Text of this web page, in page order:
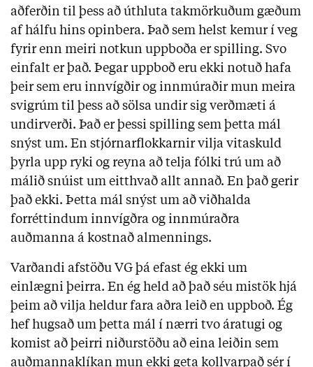
aðferðin til þess að úthluta takmörkuðum gæðum
af hálfu hins opinbera. Það sem helst kemur í veg
fyrir enn meiri notkun uppboða er spilling. Svo
einfalt er það. Þegar uppboð eru ekki notuð hafa
þeir sem eru innvígðir og innmúraðir mun meira
svigrúm til þess að sölsa undir sig verðmæti á
undirverði. Það er þessi spilling sem þetta mál
snýst um. En stjórnarflokkarnir vilja vitaskuld
þyrla upp ryki og reyna að telja fólki trú um að
málið snúist um eitthvað allt annað. En það gerir
það ekki. Þetta mál snýst um að viðhalda
forréttindum innvígðra og innmúraðra
auðmanna á kostnað almennings.
Varðandi afstöðu VG þá efast ég ekki um
einlægni þeirra. En ég held að það séu mistök hjá
þeim að vilja heldur fara aðra leið en uppboð. Ég
hef hugsað um þetta mál í nærri tvo áratugi og
komist að þeirri niðurstöðu að eina leiðin sem
auðmannaklíkan mun ekki geta kollvarpað sér í